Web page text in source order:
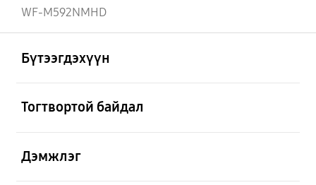
WF-M592NMHD
Бүтээгдэхүүн
Тогтвортой байдал
Дэмжлэг